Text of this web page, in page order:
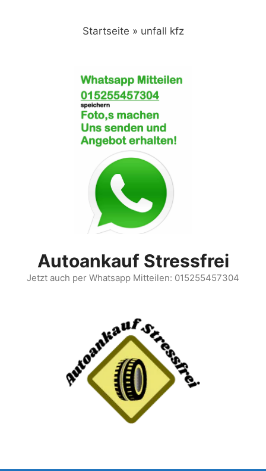
Startseite » unfall kfz
Autoankauf Stressfrei
Jetzt auch per Whatsapp Mitteilen: 015255457304